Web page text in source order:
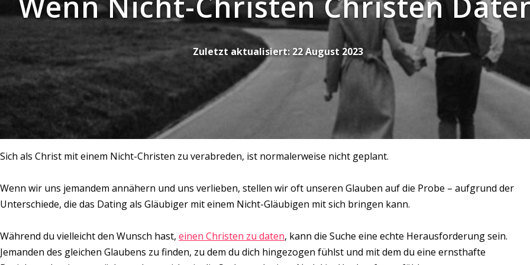
Zuletzt aktualisiert: 22 August 2023
Sich als Christ mit einem Nicht-Christen zu verabreden, ist normalerweise nicht geplant.
Wenn wir uns jemandem annähern und uns verlieben, stellen wir oft unseren Glauben auf die Probe – aufgrund der
Unterschiede, die das Dating als Gläubiger mit einem Nicht-Gläubigen mit sich bringen kann.
Während du vielleicht den Wunsch hast, einen Christen zu daten, kann die Suche eine echte Herausforderung sein.
Jemanden des gleichen Glaubens zu finden, zu dem du dich hingezogen fühlst und mit dem du eine ernsthafte